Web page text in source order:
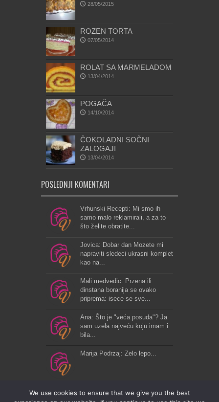
28/05/2015
ROZEN TORTA
07/05/2014
ROLAT SA MARMELADOM
13/04/2014
POGAČA
14/10/2014
ČOKOLADNI SOČNI
ZALOGAJI
13/04/2014
POSLEDNJI KOMENTARI
Vrhunski Recepti: Mi smo ih
samo malo reklamirali, a za to
što želite obratite...
Jovica: Dobar dan Mozete mi
napraviti sledeci ukrasni komplet
kao na...
Mali medvedic: Przena ili
dinstana boranija se ovako
priprema: isece se sve...
Ana: Što je "veća posuda"? Ja
sam uzela najveću koju imam i
bila...
Marija Podrzaj: Zelo lepo...
We use cookies to ensure that we give you the best